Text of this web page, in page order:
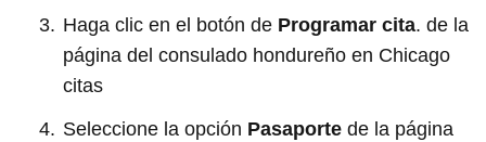
Haga clic en el botón de Programar cita. de la
página del consulado hondureño en Chicago
citas
Seleccione la opción Pasaporte de la página